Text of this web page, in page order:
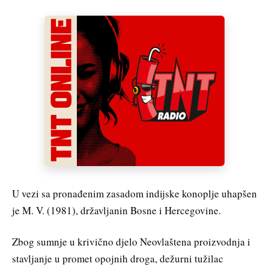
U vezi sa pronađenim zasadom indijske konoplje uhapšen
je M. V. (1981), državljanin Bosne i Hercegovine.
Zbog sumnje u krivično djelo Neovlaštena proizvodnja i
stavljanje u promet opojnih droga, dežurni tužilac